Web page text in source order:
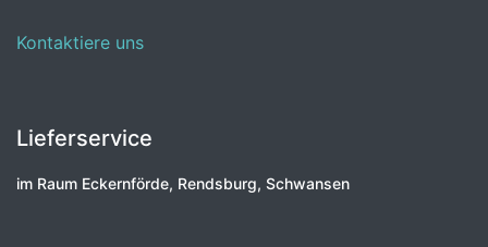
Kontaktiere uns
Lieferservice
im Raum Eckernförde, Rendsburg, Schwansen